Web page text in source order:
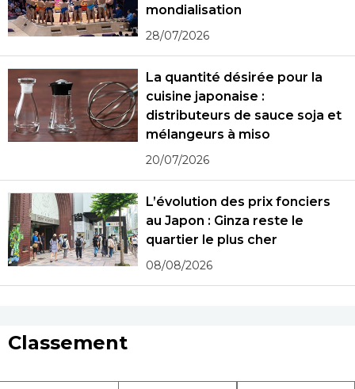
mondialisation
28/07/2026
La quantité désirée pour la
cuisine japonaise :
distributeurs de sauce soja et
mélangeurs à miso
20/07/2026
L’évolution des prix fonciers
au Japon : Ginza reste le
quartier le plus cher
08/08/2026
Classement